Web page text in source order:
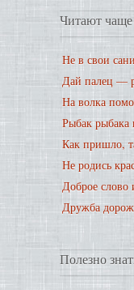
Читают чаще
Не в свои
Дай палец —
На волка
Рыбак рыбака
Как пришло,
Не родись
Доброе слово
Дружба
Полезно